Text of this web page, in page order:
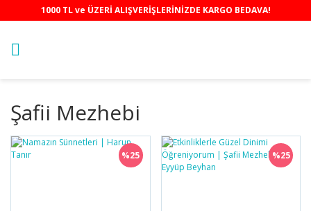
1000 TL ve ÜZERİ ALIŞVERİŞLERİNİZDE KARGO BEDAVA!
Şafii Mezhebi
%25 %25